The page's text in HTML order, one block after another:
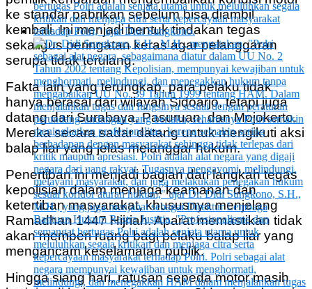
ke standar pabrikan sebelum bisa diambil
kembali. Ini menjadi bentuk tindakan tegas
sekaligus peringatan keras agar pelanggaran
serupa tidak terulang.
Fakta lain yang terungkap, para pelaku tidak
hanya berasal dari wilayah Sidoarjo, tetapi juga
datang dari Surabaya, Pasuruan, dan Mojokerto.
Mereka secara sadar datang untuk mengikuti aksi
balap liar yang jelas melanggar hukum.
Penertiban ini menjadi bagian dari langkah tegas
kepolisian dalam menjaga keamanan dan
ketertiban masyarakat, khususnya menjelang
Ramadhan 1447 Hijriah. Aparat memastikan tidak
akan memberi ruang bagi pelaku balap liar yang
mengancam keselamatan publik.
Hingga siang hari, ratusan sepeda motor masih